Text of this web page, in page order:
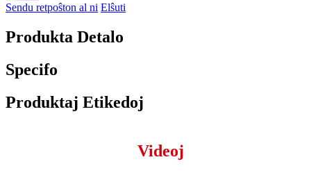
Sendu retpoŝton al ni Elŝuti
Produkta Detalo
Specifo
Produktaj Etikedoj
Videoj